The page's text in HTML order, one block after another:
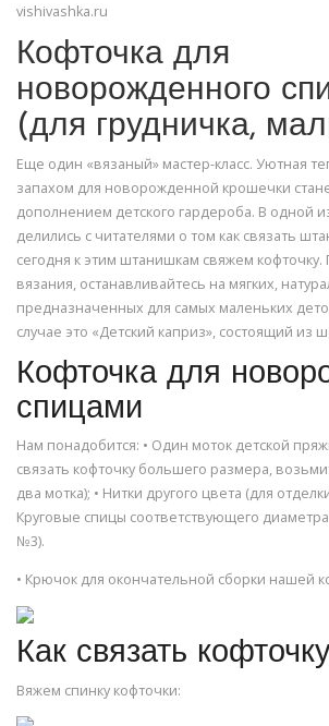
vishivashka.ru
Кофточка для
новорожденного
(для грудничка,
Еще один «вязаный» мастер-класс. Уютная
запахом для новорожденной крошечки
дополнением детского гардероба. В одной
делились с читателями о том как связать
сегодня к этим штанишкам свяжем
вязания, останавливайтесь на мягких,
предназначенных для самых маленьких
случае это «Детский каприз», состоящий из
Кофточка для
спицами
Нам понадобится: • Один моток детской
связать кофточку большего размера,
два мотка); • Нитки другого цвета (для
Круговые спицы соответствующего
№3).
• Крючок для окончательной сборки нашей
Как связать
Вяжем спинку кофточки: